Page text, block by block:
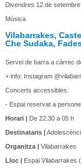
Divendres 12 de
Música
Vilabarrakes,
Che Sudaka,
Servei de barra a càrrec
+ info: Instagram
Concerts accessibles:
- Espai reservat a
Horari |De 22.30 a 05 h
Destinataris |
Organitza |Vilabarrakes
Lloc |Espai Vilabarrakes